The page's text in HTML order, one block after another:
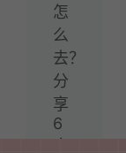
怎
么
去？
分
享
6